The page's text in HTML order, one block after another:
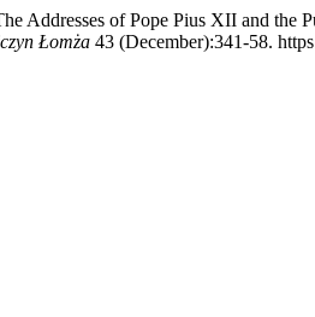
Addresses of Pope Pius XII and
Łomża 43 (December):341-58.